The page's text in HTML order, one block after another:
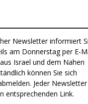
Newsletter informiert
am Donnerstag per E-
Israel und dem Nahen
können Sie sich
Jeder Newsletter
entsprechenden Link.